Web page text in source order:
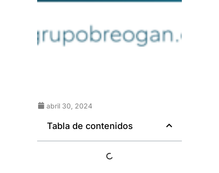
abril 30, 2024
Tabla de contenidos